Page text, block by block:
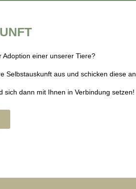
einer unserer Tiere?
Selbstauskunft aus und schicken diese an
sich dann mit Ihnen in Verbindung setzen!